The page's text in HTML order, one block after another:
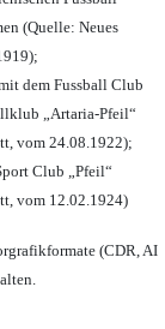
(Quelle: Neues
dem Fussball Club
„Artaria-Pfeil“
vom 24.08.1922);
Club „Pfeil“
vom 12.02.1924)
(CDR, AI